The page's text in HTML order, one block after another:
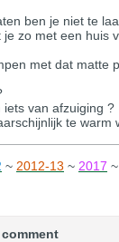
ben je niet te
je zo met een huis
met dat matte
iets van afzuiging ?
te
~ 2012-13 ~ 2017 ~
comment